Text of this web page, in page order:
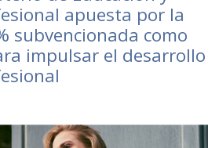
apuesta por la
subvencionada como
impulsar el desarrollo